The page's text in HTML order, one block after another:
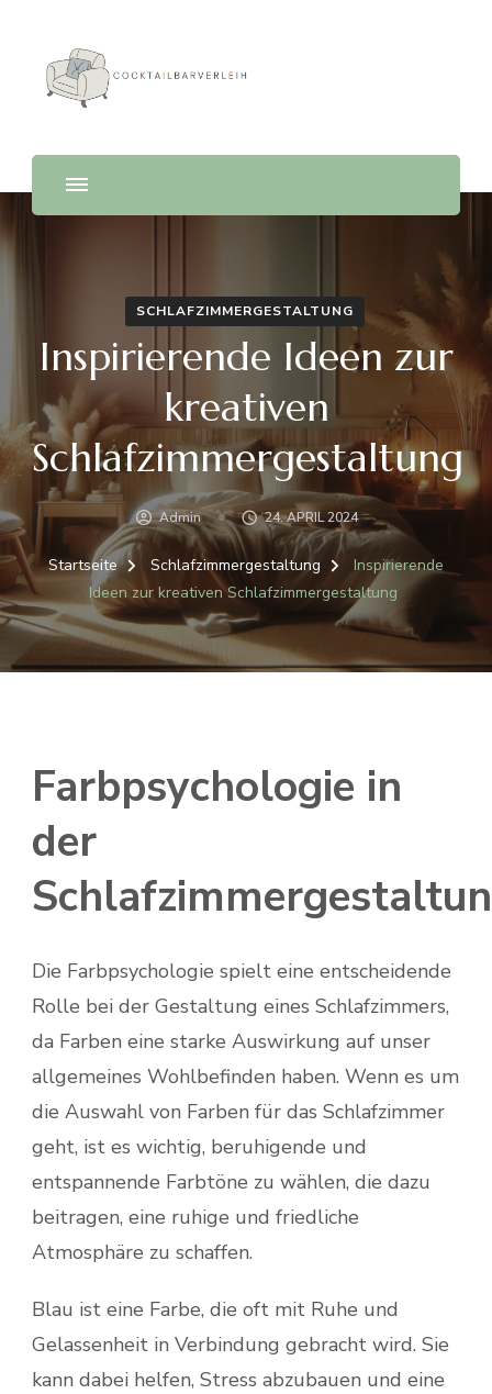
Cocktailbarverleih
SCHLAFZIMMERGESTALTUNG
Inspirierende Ideen zur
kreativen
Schlafzimmergestaltung
Admin 24. APRIL 2024
Startseite Schlafzimmergestaltung
Inspirierende
Ideen zur kreativen Schlafzimmergestaltung
Farbpsychologie in
der
Die Farbpsychologie spielt eine entscheidende
Rolle bei der Gestaltung eines Schlafzimmers,
da Farben eine starke Auswirkung auf unser
allgemeines Wohlbefinden haben. Wenn es um
die Auswahl von Farben für das Schlafzimmer
geht, ist es wichtig, beruhigende und
entspannende Farbtöne zu wählen, die dazu
beitragen, eine ruhige und friedliche
Atmosphäre zu schaffen.
Blau ist eine Farbe, die oft mit Ruhe und
Gelassenheit in Verbindung gebracht wird. Sie
kann dabei helfen, Stress abzubauen und eine